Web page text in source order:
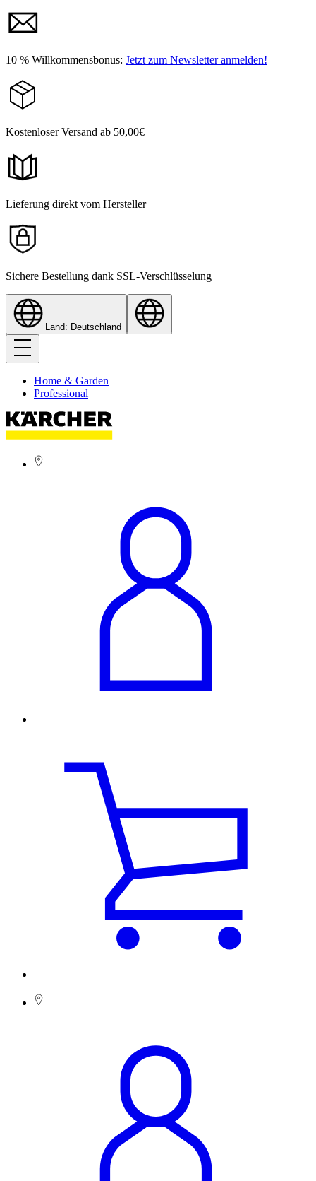
10 % Willkommensbonus: Jetzt zum Newsletter anmelden!
Kostenloser Versand ab 50,00€
Lieferung direkt vom Hersteller
Sichere Bestellung dank SSL-Verschlüsselung
Land: Deutschland
Home & Garden
Professional